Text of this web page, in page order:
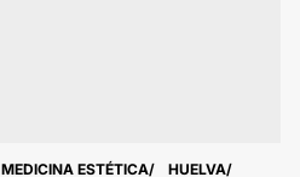
MEDICINA ESTÉTICA HUELVA